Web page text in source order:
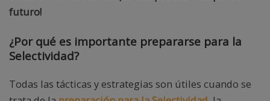
futuro!
¿Por qué es importante prepararse para la
Selectividad?
Todas las tácticas y estrategias son útiles cuando se